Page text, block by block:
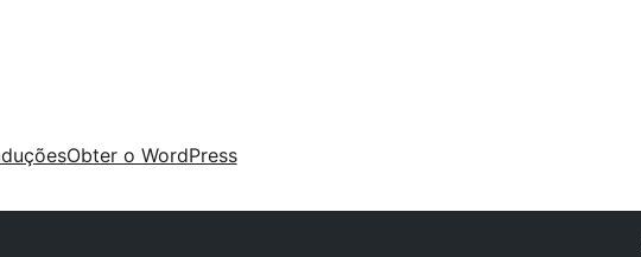
Obter o WordPress